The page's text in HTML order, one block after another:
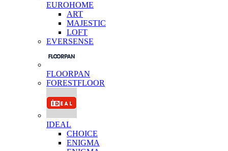
EUROHOME
ART
MAJESTIC
LOFT
EVERSENSE
FLOORPAN
FORESTFLOOR
IDEAL
CHOICE
ENIGMA